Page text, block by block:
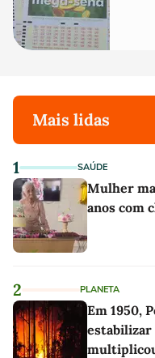
Mais lidas
1 SAÚDE
Mulher
anos com
2 PLANETA
Em 1950,
estabilizar